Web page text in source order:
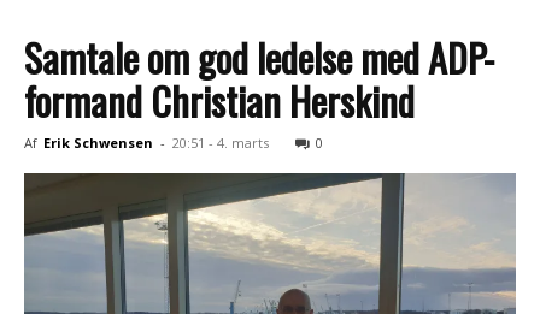
Samtale om god ledelse med ADP-
formand Christian Herskind
Af Erik Schwensen - 20:51 - 4. marts 0